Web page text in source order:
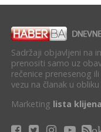
Sadržaji objavljeni na
prenositi samo uz
rečenice prenesenog
vezu na članak u obliku
Marketing lista